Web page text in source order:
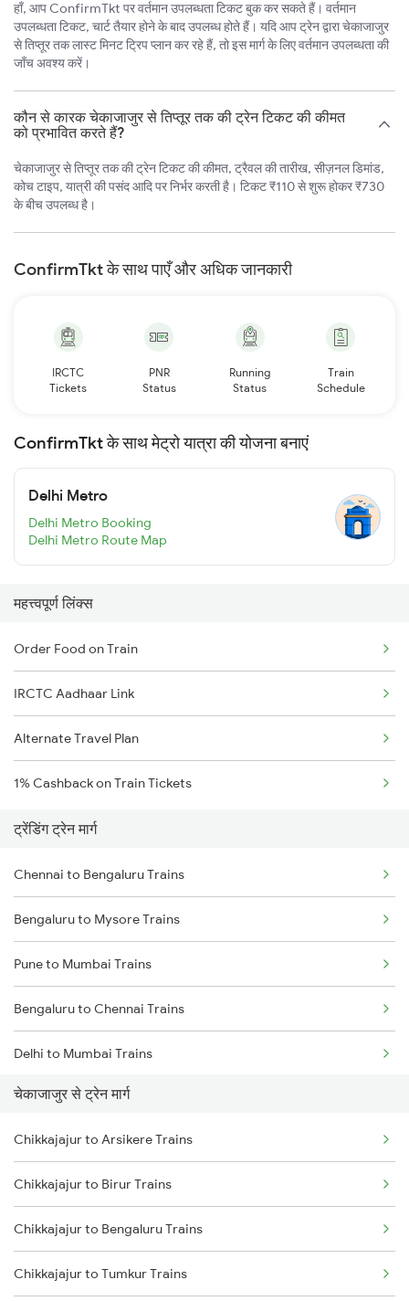
हाँ, आप ConfirmTkt पर वर्तमान उपलब्धता टिकट बुक कर सकते हैं। वर्तमान
उपलब्धता टिकट, चार्ट तैयार होने के बाद उपलब्ध होते हैं। यदि आप ट्रेन द्वारा चेकाजाजुर
से तिप्तूर तक लास्ट मिनट ट्रिप प्लान कर रहे हैं, तो इस मार्ग के लिए वर्तमान उपलब्धता की
जाँच अवश्य करें।
कौन से कारक चेकाजाजुर से तिप्तूर तक की ट्रेन टिकट की कीमत
को प्रभावित करते हैं?
चेकाजाजुर से तिप्तूर तक की ट्रेन टिकट की कीमत, ट्रैवल की तारीख, सीज़नल डिमांड,
कोच टाइप, यात्री की पसंद आदि पर निर्भर करती है। टिकट ₹110 से शुरू होकर ₹730
के बीच उपलब्ध है।
ConfirmTkt के साथ पाएँ और अधिक जानकारी
IRCTC
Tickets
PNR
Status
Running
Status
Train
Schedule
ConfirmTkt के साथ मेट्रो यात्रा की योजना बनाएं
Delhi Metro
Delhi Metro Booking
Delhi Metro Route Map
महत्त्वपूर्ण लिंक्स
Order Food on Train
IRCTC Aadhaar Link
Alternate Travel Plan
1% Cashback on Train Tickets
ट्रेंडिंग ट्रेन मार्ग
Chennai to Bengaluru Trains
Bengaluru to Mysore Trains
Pune to Mumbai Trains
Bengaluru to Chennai Trains
Delhi to Mumbai Trains
Mumbai to Pune Trains
Delhi to Jammu Trains
Mumbai to Delhi Trains
Mumbai to Goa Trains
Chennai to Coimbatore Trains
चेकाजाजुर से ट्रेन मार्ग
Chikkajajur to Arsikere Trains
Chikkajajur to Birur Trains
Chikkajajur to Bengaluru Trains
Chikkajajur to Tumkur Trains